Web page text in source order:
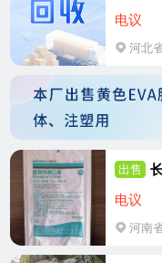
电议
河北
出售
电议
河南